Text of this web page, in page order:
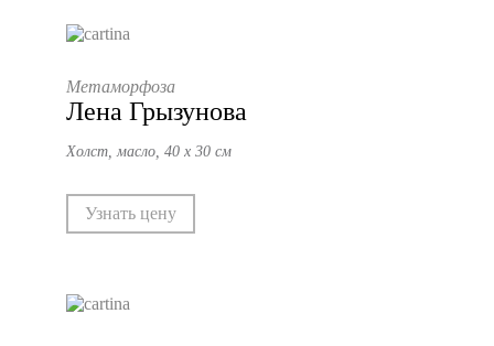
Метаморфоза
Лена Грызунова
Холст, масло, 40 х 30 см
Узнать цену